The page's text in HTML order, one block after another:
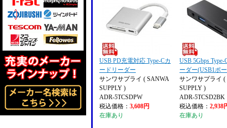
USB PD充電対応 Type-Cカ
ードリーダー
サンワサプライ ( SANWA
SUPPLY )
ADR-5TCSDPW
税込価格： 3,608円
在庫あり
USB 5Gbps
ーダー(USB1ポ
サンワサプライ (
SUPPLY )
ADR-5TCSD2BK
税込価格：2,938
在庫あり